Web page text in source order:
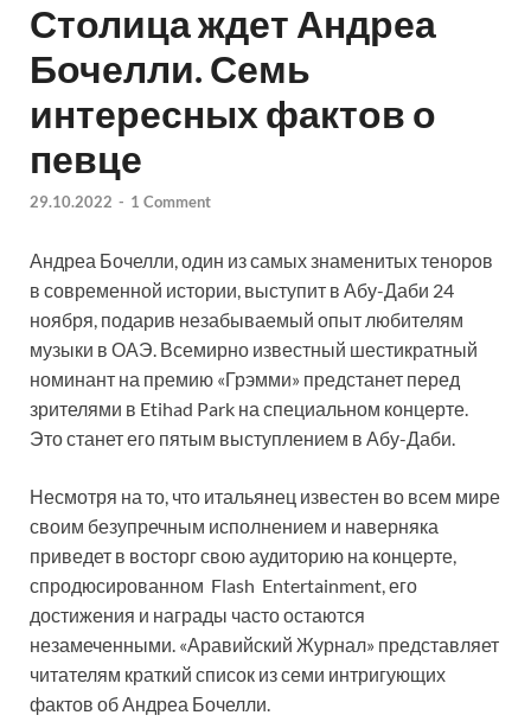
Столица ждет Андреа
Бочелли. Семь
интересных фактов о
певце
29.10.2022 - 1 Comment
Андреа Бочелли, один из самых знаменитых теноров
в современной истории, выступит в Абу-Даби 24
ноября, подарив незабываемый опыт любителям
музыки в ОАЭ. Всемирно известный шестикратный
номинант на премию «Грэмми» предстанет перед
зрителями в Etihad Park на специальном концерте.
Это станет его пятым выступлением в Абу-Даби.
Несмотря на то, что итальянец известен во всем мире
своим безупречным исполнением и наверняка
приведет в восторг свою аудиторию на концерте,
спродюсированном Flash Entertainment, его
достижения и награды часто остаются
незамеченными. «Аравийский Журнал» представляет
читателям краткий список из семи интригующих
фактов об Андреа Бочелли.